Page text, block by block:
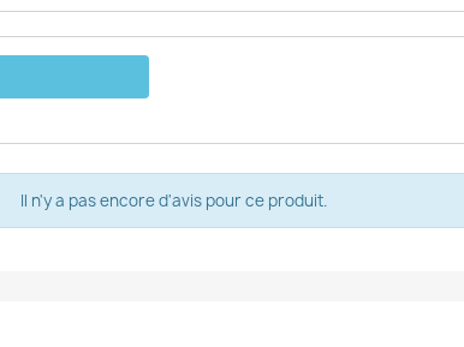
Il n'y a pas encore d'avis pour ce produit.